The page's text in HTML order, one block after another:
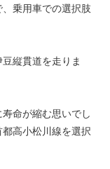
乗用車での選択肢
縦貫道を走りま
命が縮む思いでし
高小松川線を選択